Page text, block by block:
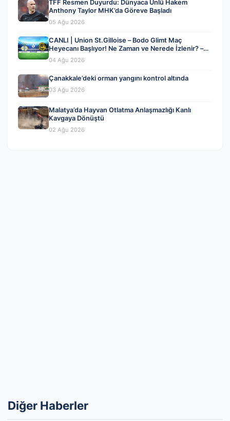
TFF Resmen Duyurdu: Dünyaca Ünlü Hakem
Anthony Taylor MHK’da Göreve Başladı
05 Ağu 2026
CANLI | Union St.Gilloise – Bodo Glimt Maç
Heyecanı Başlıyor! Ne Zaman ve Nerede İzlenir? –
04 Ağustos 2026
04 Ağu 2026
Çanakkale’deki orman yangını kontrol altında
03 Ağu 2026
Malatya’da Hayvan Otlatma Anlaşmazlığı Kanlı
Kavgaya Dönüştü
02 Ağu 2026
Diğer Haberler